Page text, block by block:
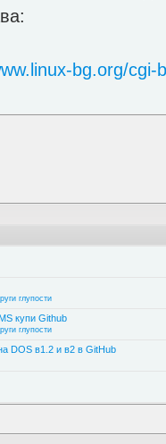
bg.org/
глупости
купи Github
глупости
DOS в1.2 и в2 в GitHub